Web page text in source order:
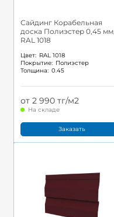
Сайдинг Корабельная
доска Полиэстер 0,45 мм,
RAL 1018
Цвет: RAL 1018
Покрытие: Полиэстер
Толщина: 0.45
от 2 990 тг/м2
На складе
Заказать